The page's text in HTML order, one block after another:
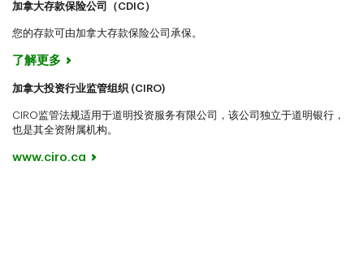
加拿大存款保险公司（CDIC）
您的存款可由加拿大存款保险公司承保。
了解更多
加拿大投资行业监管组织 (CIRO)
CIRO监管法规适用于道明投资服务有限公司，该公司独立于道明银行，
也是其全资附属机构。
www.ciro.ca